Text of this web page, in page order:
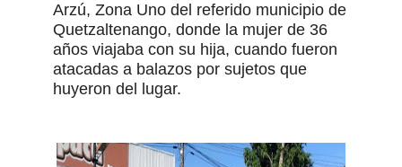
Arzú, Zona Uno del referido municipio de
Quetzaltenango, donde la mujer de 36
años viajaba con su hija, cuando fueron
atacadas a balazos por sujetos que
huyeron del lugar.